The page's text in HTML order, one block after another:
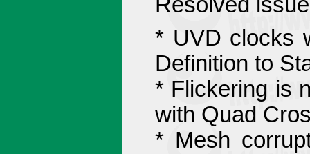
* UVD clocks
Definition to
* Flickering is
with Quad
* Mesh